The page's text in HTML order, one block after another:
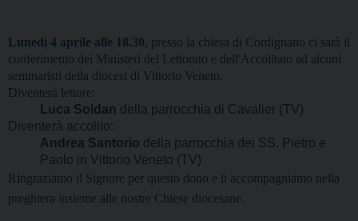
Lunedì 4 aprile alle 18.30, presso la chiesa di Cordignano ci sarà il
conferimento dei Ministeri del Lettorato e dell'Accolitato ad alcuni
seminaristi della diocesi di Vittorio Veneto.
Diventerà lettore:
Luca Soldan della parrocchia di Cavalier (TV)
Diventerà accolito:
Andrea Santorio della parrocchia dei SS. Pietro e
Paolo in Vittorio Veneto (TV)
Ringraziamo il Signore per questo dono e li accompagniamo nella
preghiera insieme alle nostre Chiese diocesane.